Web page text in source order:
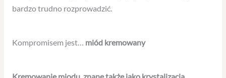
bardzo trudno rozprowadzić.
Kompromisem jest… miód kremowany